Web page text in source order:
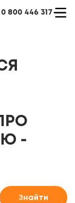
0 800 446 317
-
Знайти